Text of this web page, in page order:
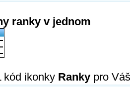
ranky v jednom
kód ikonky Ranky pro